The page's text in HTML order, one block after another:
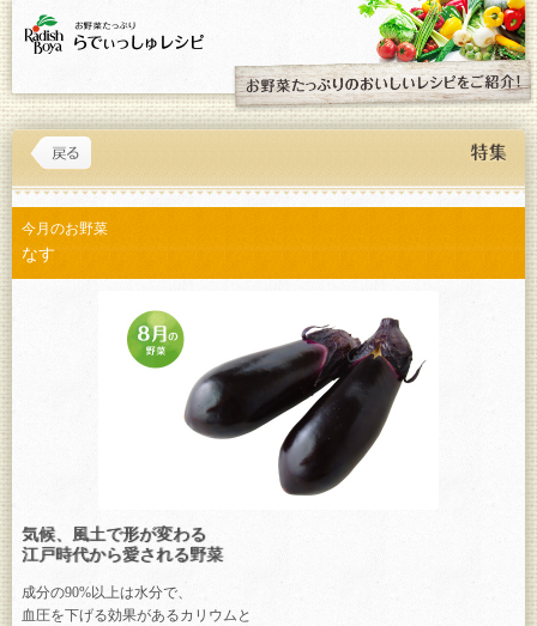
今月のお野菜
なす
気候、風土で形が変わる
江戸時代から愛される野菜
成分の90%以上は水分で、
血圧を下げる効果があるカリウムと